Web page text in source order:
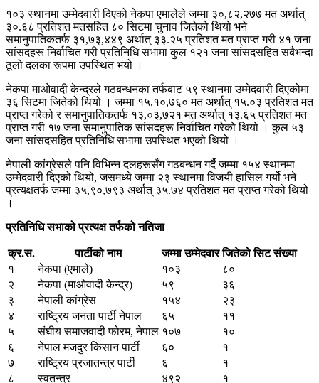
१०३ स्थानमा उम्मेदवारी दिएको नेकपा एमालेले जम्मा ३०,८२,२७७ मत अर्थात्
३०.६८ प्रतिशत मतसहित ८० सिटमा चुनाव जितेको थियो भने
समानुपातिकतर्फ ३१,७३,४४९ अर्थात् ३३.२५ प्रतिशत मत प्राप्त गरी ४१ जना
सांसदहरू निर्वाचित गरी प्रतिनिधि सभामा कुल १२१ जना सांसदसहित सबैभन्दा
ठूलो दलका रूपमा उपस्थित भयो ।
नेकपा माओवादी केन्द्रले गठबन्धनका तर्फबाट ५९ स्थानमा उम्मेदवारी दिएकोमा
३६ सिटमा जितेको थियो । जम्मा १५,१०,७६० मत अर्थात् १५.०३ प्रतिशत मत
प्राप्त गरेको र समानुपातिकतर्फ १३,०३,७२१ मत अर्थात् १३.६५ प्रतिशत मत
प्राप्त गरी १७ जना समानुपातिक सांसदहरू निर्वाचित गरेको थियो । कुल ५३
जना सांसदसहित प्रतिनिधि सभामा उपस्थित भएको थियो ।
नेपाली कांग्रेसले पनि विभिन्न दलहरूसँग गठबन्धन गर्दै जम्मा १५४ स्थानमा
उम्मेदवारी दिएको थियो, जसमध्ये जम्मा २३ स्थानमा विजयी हासिल गर्यो भने
प्रत्यक्षतर्फ जम्मा ३५,९०,७९३ अर्थात् ३५.७४ प्रतिशत मत प्राप्त गरेको थियो
।
प्रतिनिधि सभाको प्रत्यक्ष तर्फको नतिजा
क्र.स. पार्टीको नाम जम्मा उम्मेदवार जितेको सिट संख्या
१
नेकपा (एमाले) १०३
८०
२
नेकपा (माओवादी केन्द्र) ५९
३६
३
नेपाली कांग्रेस १५४
२३
४
राष्ट्रिय जनता पार्टी नेपाल ६५
११
५
संघीय समाजवादी फोरम, नेपाल १०७
१०
६
नेपाल मजदुर किसान पार्टी ६०
१
७
राष्ट्रिय प्रजातन्त्र पार्टी ६
१
८
स्वतन्त्र ४९२ १